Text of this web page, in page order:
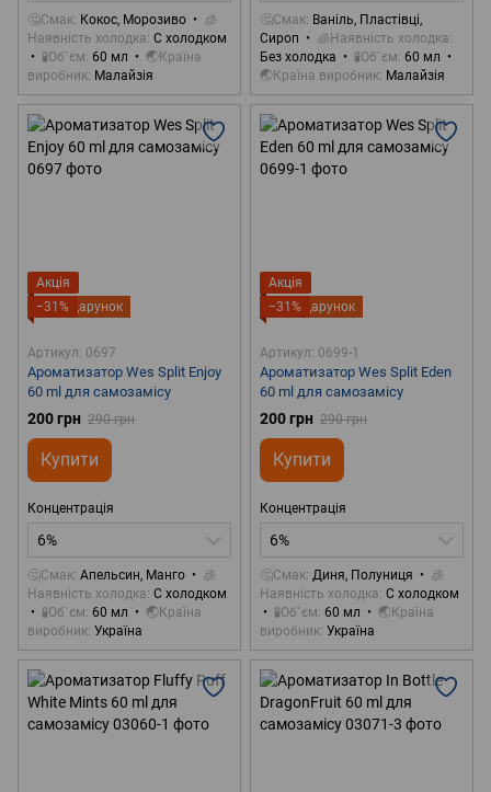
🤔Смак Кокос, Морозиво
🧊
Наявність холодка С холодком
🧪Об`єм 60 мл
🌏Країна
виробник Малайзія
🤔Смак Ваніль, Пластівці,
Сироп
🧊Наявність холодка
Без холодка
🧪Об`єм 60 мл
🌏Країна виробник Малайзія
Подарунок
Акція
−31%
Артикул: 0697
Ароматизатор Wes Split Enjoy
60 ml для самозамісу
200 грн 290 грн
Купити
Концентрація
6%
🤔Смак Апельсин, Манго
🧊
Наявність холодка С холодком
🧪Об`єм 60 мл
🌏Країна
виробник Україна
Подарунок
Акція
−31%
Артикул: 0699-1
Ароматизатор Wes Split Eden
60 ml для самозамісу
200 грн 290 грн
Купити
Концентрація
6%
🤔Смак Диня, Полуниця
🧊
Наявність холодка С холодком
🧪Об`єм 60 мл
🌏Країна
виробник Україна